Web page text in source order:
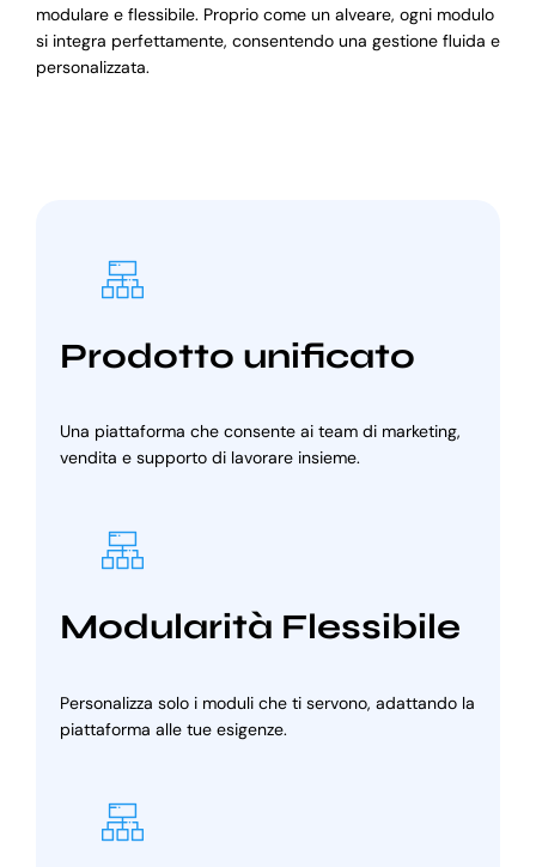
modulare e flessibile. Proprio come un alveare, ogni modulo
si integra perfettamente, consentendo una gestione fluida e
personalizzata.
Prodotto unificato
Una piattaforma che consente ai team di marketing,
vendita e supporto di lavorare insieme.
Modularità Flessibile
Personalizza solo i moduli che ti servono, adattando la
piattaforma alle tue esigenze.